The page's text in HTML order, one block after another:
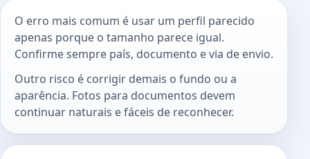
O erro mais comum é usar um perfil parecido
apenas porque o tamanho parece igual.
Confirme sempre país, documento e via de envio.
Outro risco é corrigir demais o fundo ou a
aparência. Fotos para documentos devem
continuar naturais e fáceis de reconhecer.